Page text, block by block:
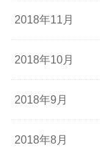
2018年11月
2018年10月
2018年9月
2018年8月